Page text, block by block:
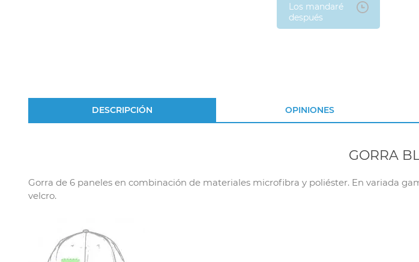
Los mandaré
después
DESCRIPCIÓN
GORRA
Gorra de 6 paneles en combinación de materiales microfibra y poliéster. En variada
velcro.
OPINIONES